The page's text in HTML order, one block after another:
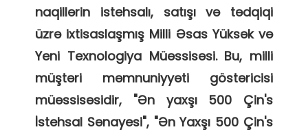
naqillərin istehsalı, satışı və tədqiqi
üzrə ixtisaslaşmış Milli Əsas Yüksək və
Yeni Texnologiya Müəssisəsi. Bu, milli
müştəri məmnuniyyəti göstəricisi
müəssisəsidir, "Ən yaxşı 500 Çin's
İstehsal Sənayesi", "Ən Yaxşı 500 Çin's